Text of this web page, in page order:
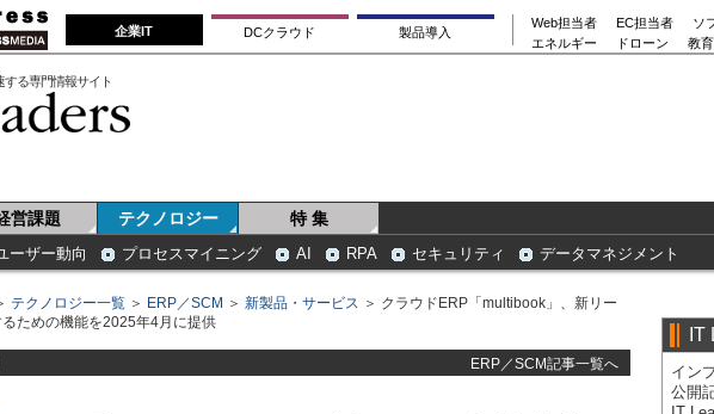
企業IT DCクラウド 製品導入
Web担当者 EC担当者
ソ
エネルギー
ドローン 教
る専門情報サイト
営課題 テクノロジー 特 集
ーザー動向 プロセスマイニング AI RPA セキュリティ データマネジメント
テクノロジー一覧 ＞ ERP／SCM ＞ 新製品・サービス ＞ クラウドERP「multibook」、新リー
ための機能を2025年4月に提供
ERP／SCM記事一覧へ
IT
イン
公開